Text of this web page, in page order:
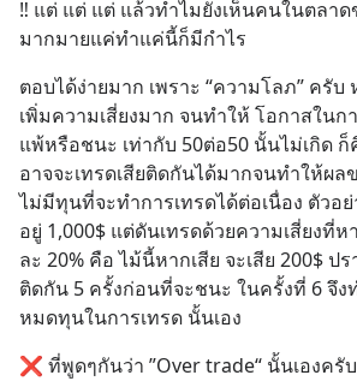
‼️ แต่ แต่ แต่ แล้วทำไมยังเห็นคนในตลา
มากมายแค่ทำแค่นี้ก็มีกำไร
ตอบได้ง่ายมาก เพราะ “ความโลภ” ครั
เพิ่มความเสี่ยงมาก จนทำให้ โอกาสใน
แพ้หรือชนะ เท่ากับ 50ต่อ50 นั้นไม่เกิด ก็
อาจจะเทรดเสียติดกันได้มากจนทำให้ผล
ไม่มีทุนที่จะทำการเทรดได้ต่อเนื่อง ตัวอ
อยู่ 1,000$ แต่ดันเทรดด้วยความเสี่ยงที่
ละ 20% คือ ไม้นี้หากเสีย จะเสีย 200$ ป
ติดกัน 5 ครั้งก่อนที่จะชนะ ในครั้งที่ 6 จึง
หมดทุนในการเทรด นั้นเอง
❌ ที่พูดๆกันว่า ”Over trade“ นั้นเองครั